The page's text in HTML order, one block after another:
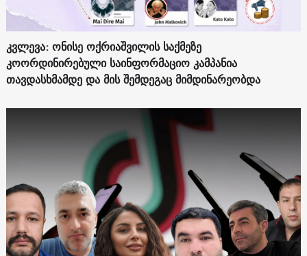
კვლევა: ონისე ოქრიაშვილის საქმეზე
კოორდინირებული საინფორმაციო კამპანია
თავდასხმამდე და მის შემდეგაც მიმდინარეობდა